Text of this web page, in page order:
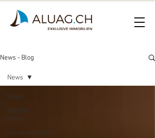
News - Blog
News
Agentur
News
Kundenstimmen
News